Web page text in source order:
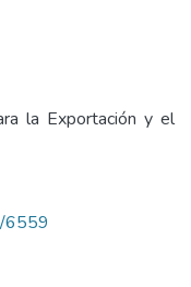
la Exportación y el
6559